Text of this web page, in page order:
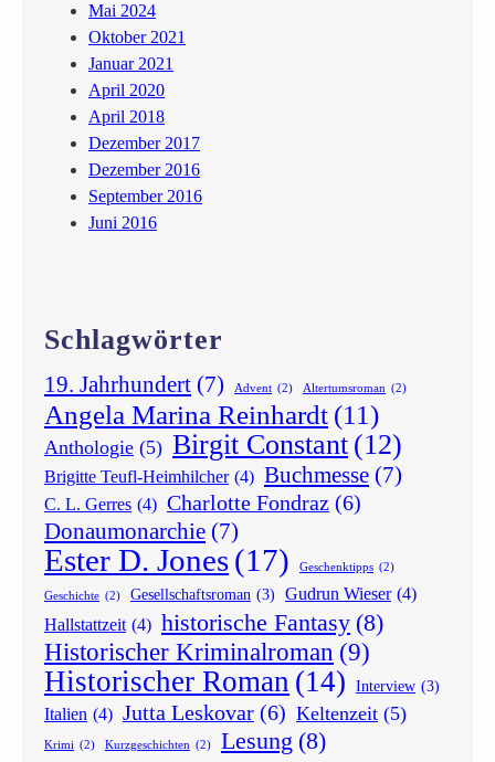
Mai 2024
Oktober 2021
Januar 2021
April 2020
April 2018
Dezember 2017
Dezember 2016
September 2016
Juni 2016
Schlagwörter
19. Jahrhundert (7) Advent (2) Altertumsroman (2)
Angela Marina Reinhardt (11)
Anthologie (5) Birgit Constant (12)
Brigitte Teufl-Heimhilcher (4) Buchmesse (7)
C. L. Gerres (4) Charlotte Fondraz (6)
Donaumonarchie (7)
Ester D. Jones(17) Geschenktipps (2)
Geschichte (2) Gesellschaftsroman (3) Gudrun Wieser (4)
Hallstattzeit (4) historische Fantasy (8)
Historischer Kriminalroman (9)
Historischer Roman (14) Interview (3)
Italien (4) Jutta Leskovar (6) Keltenzeit (5)
Krimi (2) Kurzgeschichten (2) Lesung (8)